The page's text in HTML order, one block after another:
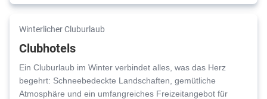
Winterlicher Cluburlaub
Clubhotels
Ein Cluburlaub im Winter verbindet alles, was das Herz
begehrt: Schneebedeckte Landschaften, gemütliche
Atmosphäre und ein umfangreiches Freizeitangebot für